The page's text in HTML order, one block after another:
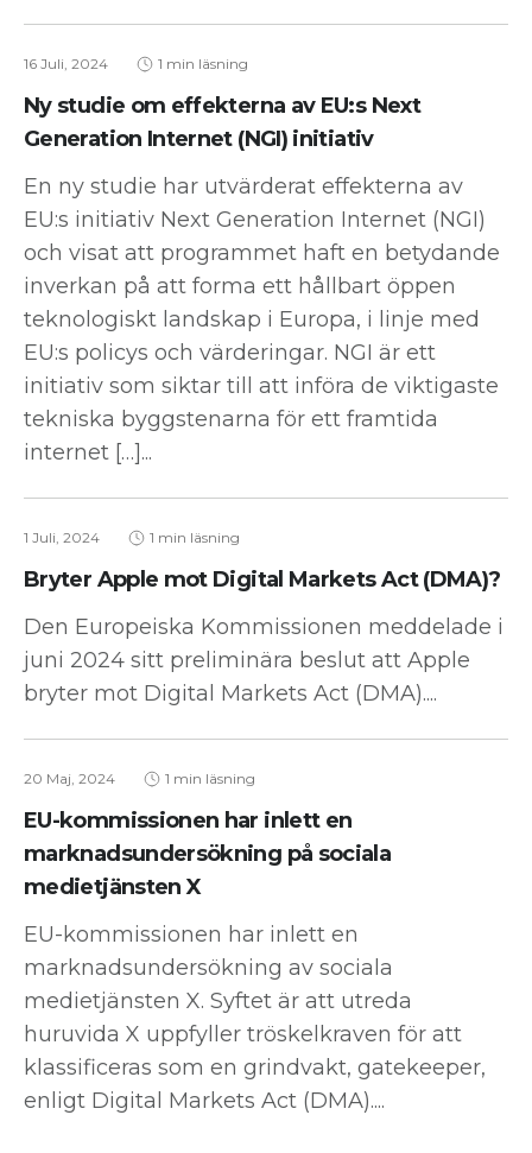
16 Juli, 2024 1 min läsning
Ny studie om effekterna av EU:s Next
Generation Internet (NGI) initiativ
En ny studie har utvärderat effekterna av
EU:s initiativ Next Generation Internet (NGI)
och visat att programmet haft en betydande
inverkan på att forma ett hållbart öppen
teknologiskt landskap i Europa, i linje med
EU:s policys och värderingar. NGI är ett
initiativ som siktar till att införa de viktigaste
tekniska byggstenarna för ett framtida
internet […]...
1 Juli, 2024 1 min läsning
Bryter Apple mot Digital Markets Act (DMA)?
Den Europeiska Kommissionen meddelade i
juni 2024 sitt preliminära beslut att Apple
bryter mot Digital Markets Act (DMA)....
20 Maj, 2024 1 min läsning
EU-kommissionen har inlett en
marknadsundersökning på sociala
medietjänsten X
EU-kommissionen har inlett en
marknadsundersökning av sociala
medietjänsten X. Syftet är att utreda
huruvida X uppfyller tröskelkraven för att
klassificeras som en grindvakt, gatekeeper,
enligt Digital Markets Act (DMA)....